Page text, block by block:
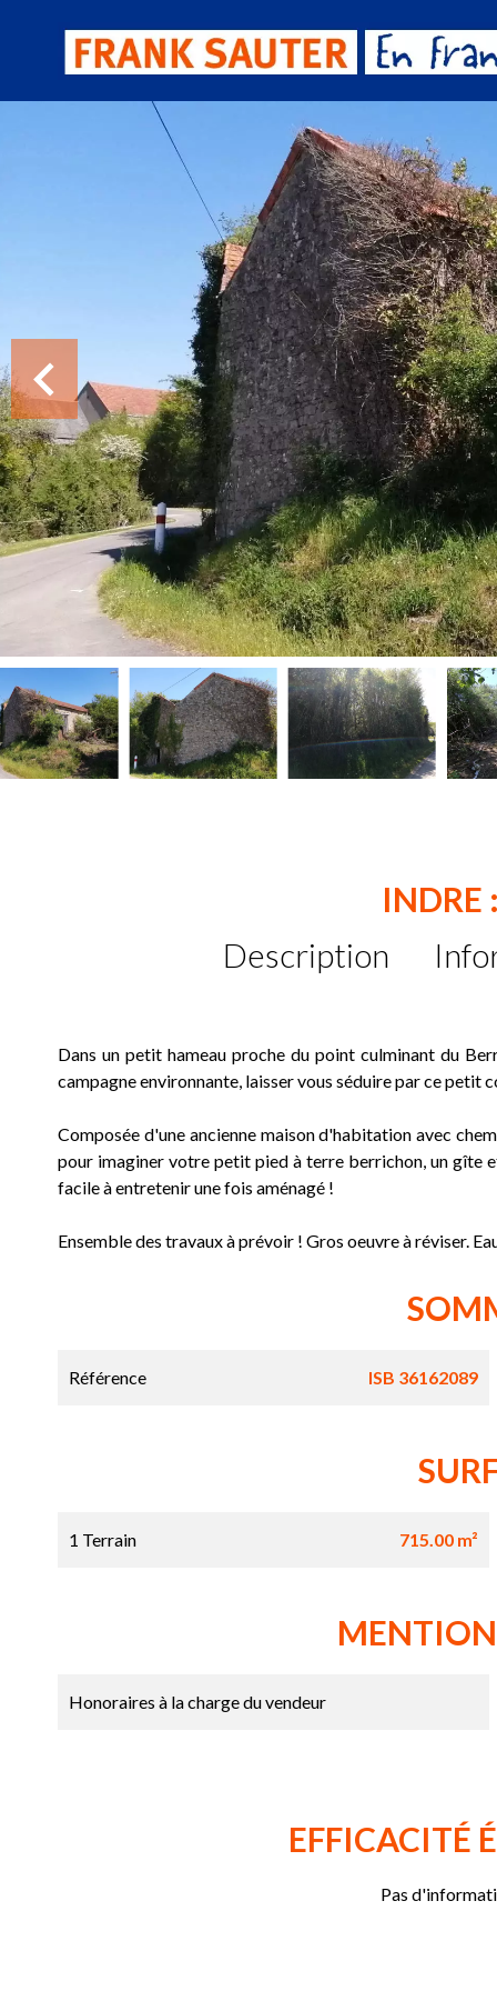
INDRE
Description
Dans un petit hameau proche du point culminant du
campagne environnante, laisser vous séduire par ce petit
Composée d'une ancienne maison d'habitation avec
pour imaginer votre petit pied à terre berrichon, un gîte
facile à entretenir une fois aménagé !
Ensemble des travaux à prévoir ! Gros oeuvre à réviser.
Référence ISB 36162089
1 Terrain 715.00 m²
Honoraires à la charge du vendeur
EFFICACITÉ
Pas